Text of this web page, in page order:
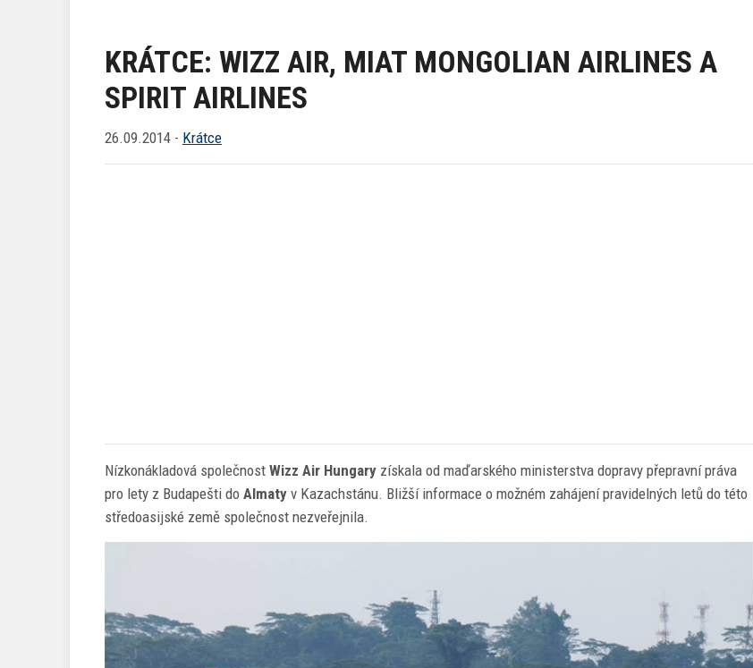
KRÁTCE: WIZZ AIR, MIAT MONGOLIAN AIRLINES A
SPIRIT AIRLINES
26.09.2014 - Krátce
Nízkonákladová společnost Wizz Air Hungary získala od maďarského ministerstva dopravy přepravní práva
pro lety z Budapešti do Almaty v Kazachstánu. Bližší informace o možném zahájení pravidelných letů do této
středoasijské země společnost nezveřejnila.